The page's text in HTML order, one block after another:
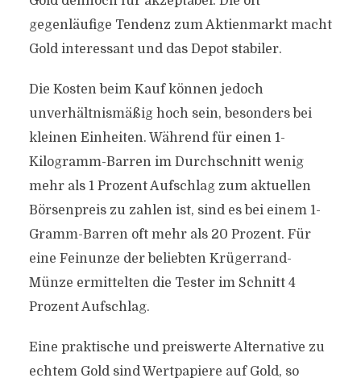
gegenläufige Tendenz zum Aktienmarkt macht
Gold interessant und das Depot stabiler.
Die Kosten beim Kauf können jedoch
unverhältnismäßig hoch sein, besonders bei
kleinen Einheiten. Während für einen 1-
Kilogramm-Barren im Durchschnitt wenig
mehr als 1 Prozent Aufschlag zum aktuellen
Börsenpreis zu zahlen ist, sind es bei einem 1-
Gramm-Barren oft mehr als 20 Prozent. Für
eine Feinunze der beliebten Krügerrand-
Münze ermittelten die Tester im Schnitt 4
Prozent Aufschlag.
Eine praktische und preiswerte Alternative zu
echtem Gold sind Wertpapiere auf Gold, so